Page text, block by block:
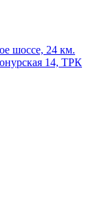
шоссе, 24 км.
14, ТРК